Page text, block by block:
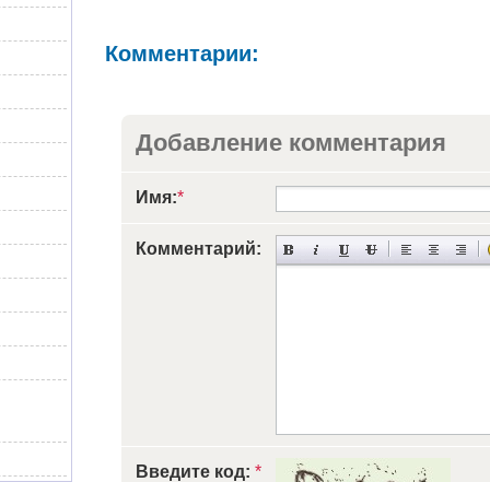
Комментарии:
Добавление комментария
Имя:*
Комментарий:
Введите код: *